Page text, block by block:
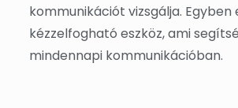
kommunikációt vizsgálja. Egyben
kézzelfogható eszköz, ami
mindennapi kommunikációban.